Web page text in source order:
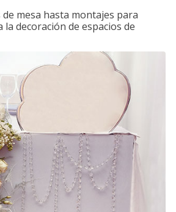
mesa hasta montajes para
decoración de espacios de